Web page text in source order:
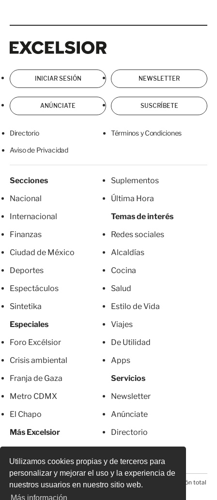
Utilizamos cookies propias y de terceros para
personalizar y mejorar el uso y la experiencia de
nuestros usuarios en nuestro sitio web.
Más información
INICIAR SESIÓN NEWSLETTER
ANÚNCIATE SUSCRÍBETE
Directorio Términos y Condiciones
Aviso de Privacidad
Secciones
Nacional
Internacional
Finanzas
Ciudad de México
Deportes
Espectáculos
Sintetika
Especiales
Foro Excélsior
Crisis ambiental
Franja de Gaza
Metro CDMX
El Chapo
Más Excelsior
Suplementos
Última Hora
Temas de interés
Redes sociales
Alcaldías
Cocina
Salud
Estilo de Vida
Viajes
De Utilidad
Apps
Servicios
Newsletter
Anúnciate
Directorio
© 2026 Todos los derechos reservados. Prohibida la reproducción total
o parcial, incluyendo cualquier medio electrónico*